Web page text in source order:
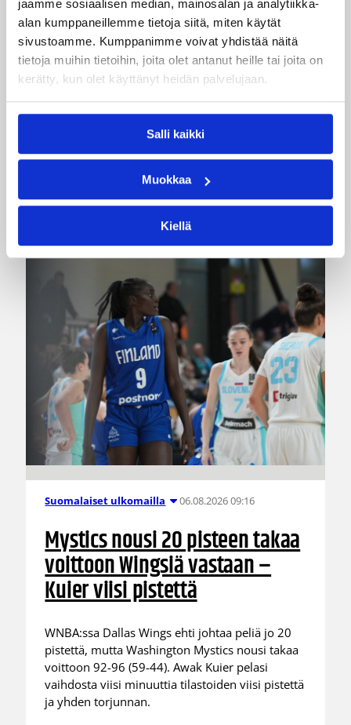
jaamme sosiaalisen median, mainosalan ja analytiikka-
alan kumppaneillemme tietoja siitä, miten käytät
sivustoamme. Kumppanimme voivat yhdistää näitä
tietoja muihin tietoihin, joita olet antanut heille tai joita on
kerätty, kun olet käyttänyt heidän palvelujaan.
Salli kaikki
Muokkaa
Kiellä
Wingsille tappio Valkyriesia
vastaan – Kuier neljä pistettä
ja kaksi torjuntaa
WNBA:ssa Dallas Wings kärsi tappion, kun
Golden State Valkyries oli parempi
neljä pistettä, yhden levypallon ja kaksi
torjuntaa.
Suomalaiset ulkomailla 06.08.2026 09:16
Mystics nousi 20 pisteen takaa
voittoon Wingsiä vastaan –
Kuier viisi pistettä
WNBA:ssa Dallas Wings ehti johtaa peliä jo 20
pistettä, mutta Washington Mystics nousi takaa
voittoon 92-96 (59-44). Awak Kuier pelasi
vaihdosta viisi minuuttia tilastoiden viisi pistettä
ja yhden torjunnan.